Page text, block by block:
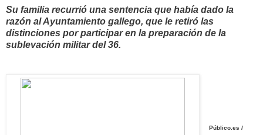
Su familia recurrió una sentencia que había dado la
razón al Ayuntamiento gallego, que le retiró las
distinciones por participar en la preparación de la
sublevación militar del 36.
Público.es /